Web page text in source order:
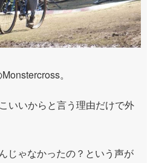
。
いいからと言う理由だけで外
じゃなかったの？という声が